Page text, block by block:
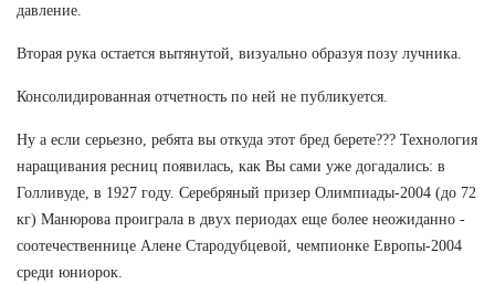
давление.
Вторая рука остается вытянутой, визуально образуя позу лучника.
Консолидированная отчетность по ней не публикуется.
Ну а если серьезно, ребята вы откуда этот бред берете??? Технология
наращивания ресниц появилась, как Вы сами уже догадались: в
Голливуде, в 1927 году. Серебряный призер Олимпиады-2004 (до 72
кг) Манюрова проиграла в двух периодах еще более неожиданно -
соотечественнице Алене Стародубцевой, чемпионке Европы-2004
среди юниорок.